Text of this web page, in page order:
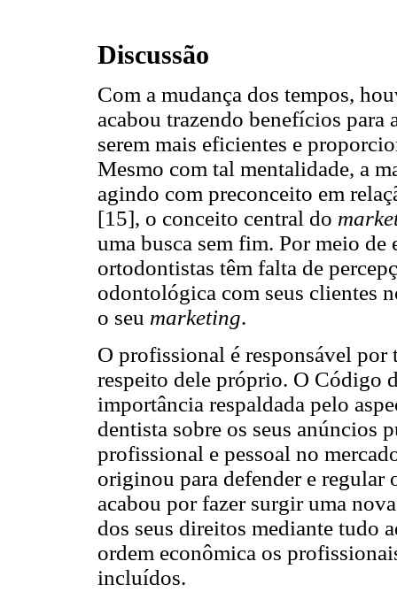
Discussão
Com a mudança dos tempos,
acabou trazendo benefícios
serem mais eficientes e
Mesmo com tal mentalidade, a
agindo com preconceito em
[15], o conceito central do
uma busca sem fim. Por meio
ortodontistas têm falta de
odontológica com seus clientes
o seu marketing.
O profissional é responsável por
respeito dele próprio. O Código
importância respaldada pelo
dentista sobre os seus anúncios
profissional e pessoal no
originou para defender e regular
acabou por fazer surgir uma
dos seus direitos mediante tudo
ordem econômica os
incluídos.